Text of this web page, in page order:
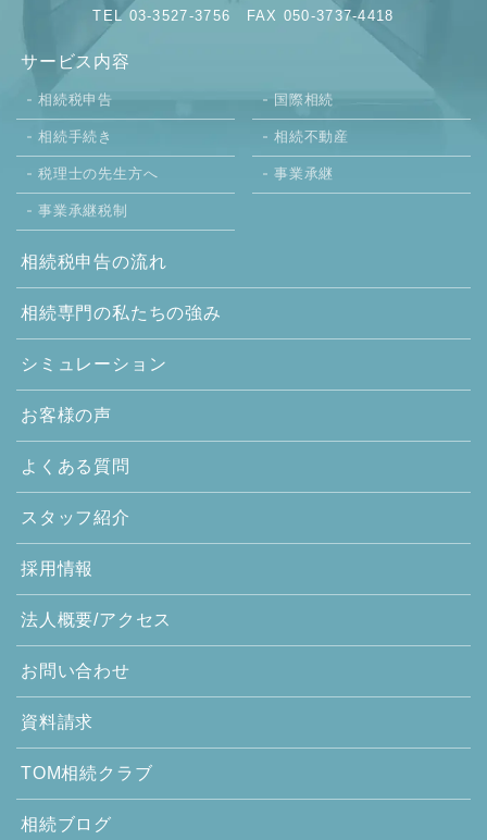
TEL 03-3527-3756 FAX 050-3737-4418
サービス内容
相続税申告 国際相続
相続手続き 相続不動産
税理士の先生方へ 事業承継
事業承継税制
相続税申告の流れ
相続専門の私たちの強み
シミュレーション
お客様の声
よくある質問
スタッフ紹介
採用情報
法人概要/アクセス
お問い合わせ
資料請求
TOM相続クラブ
相続ブログ